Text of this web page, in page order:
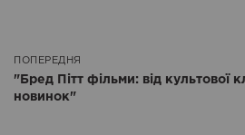
ПОПЕРЕДНЯ
Попередня
"Бред Пітт фільми: від культової
новинок"